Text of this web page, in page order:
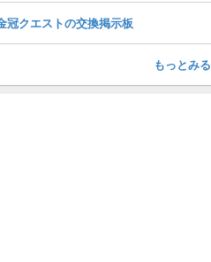
冠クエストの交換掲示板
もっとみる